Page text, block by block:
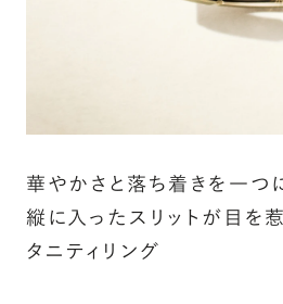
華やかさと落ち着きを一つ
縦に入ったスリットが目を
タニティリング